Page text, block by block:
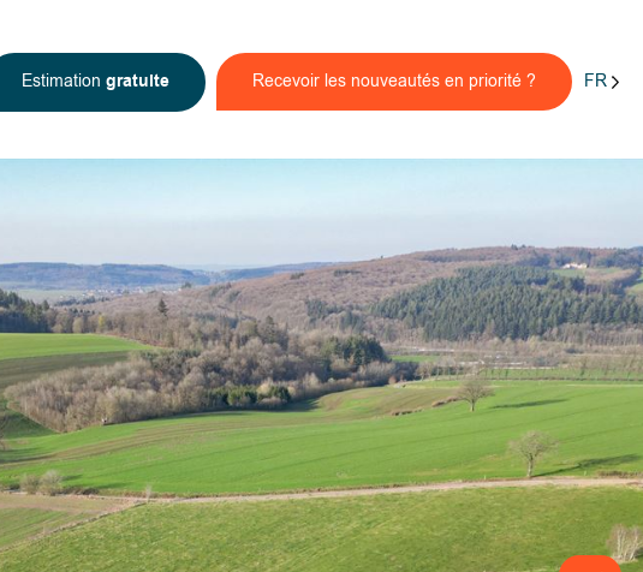
Estimation gratuite Recevoir les nouveautés en priorité ? FR